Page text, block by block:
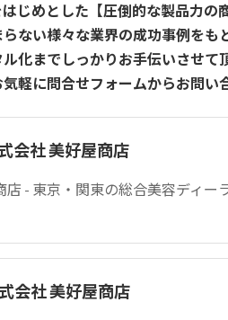
じめとした【圧倒的な製品力
ない様々な業界の成功事例をも
化までしっかりお手伝いさせて
軽に問合せフォームからお問い
会社 美好屋商店
店 - 東京・関東の総合美容ディー
会社 美好屋商店